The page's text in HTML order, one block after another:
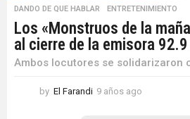
DANDO DE QUE HABLAR ,ENTRETENIMIENTO
Los «Monstruos de la
al cierre de la emisora 92.9
Ambos locutores se solidarizaron
by El Farandi 9 años ago